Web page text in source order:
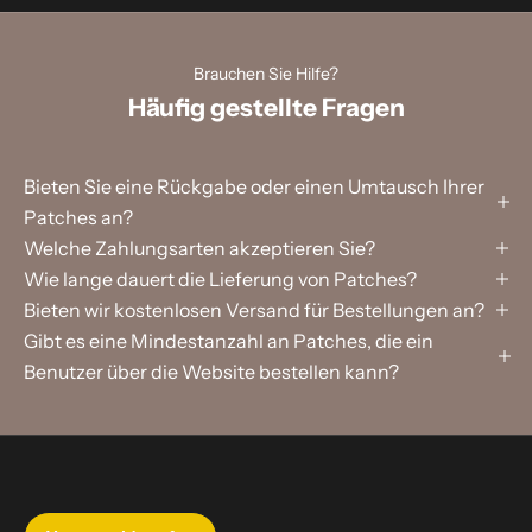
Brauchen Sie Hilfe?
Häufig gestellte Fragen
Bieten Sie eine Rückgabe oder einen Umtausch Ihrer
Patches an?
Welche Zahlungsarten akzeptieren Sie?
Wie lange dauert die Lieferung von Patches?
Bieten wir kostenlosen Versand für Bestellungen an?
Gibt es eine Mindestanzahl an Patches, die ein
Benutzer über die Website bestellen kann?